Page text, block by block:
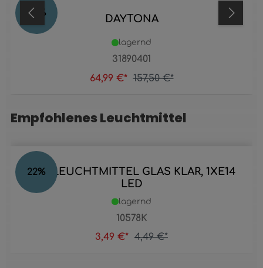
59 % DAYTONA
31890401
lagernd
64,99 €* 157,50 €*
Produktgalerie überspringen
Empfohlenes Leuchtmittel
22%
LED LEUCHTMITTEL GLAS KLAR, 1XE14
LED
10578K
lagernd
3,49 €* 4,49 €*